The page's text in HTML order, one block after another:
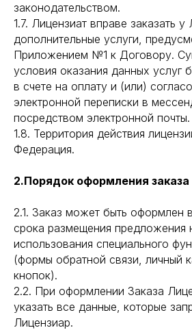
законодательством.
1.7. Лицензиат вправе заказать у
дополнительные услуги,
Приложением №1 к Договору.
условия оказания данных услуг
в счете на оплату и (или)
электронной переписки в
посредством электронной почты.
1.8. Территория действия
Федерация.
2.Порядок оформления заказа
2.1. Заказ может быть оформлен
срока размещения предложения
использования специального
(формы обратной связи, личный
кнопок).
2.2. При оформлении Заказа
указать все данные, которые
Лицензиар.